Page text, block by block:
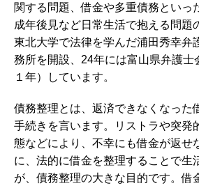
関する問題、借金や多重債務といっ
成年後見など日常生活で抱える問題
東北大学で法律を学んだ浦田秀幸弁
務所を開設、24年には富山県弁護士
１年）しています。
債務整理とは、返済できなくなった
手続きを言います。リストラや突発
態などにより、不幸にも借金が返せ
に、法的に借金を整理することで生
が、債務整理の大きな目的です。借